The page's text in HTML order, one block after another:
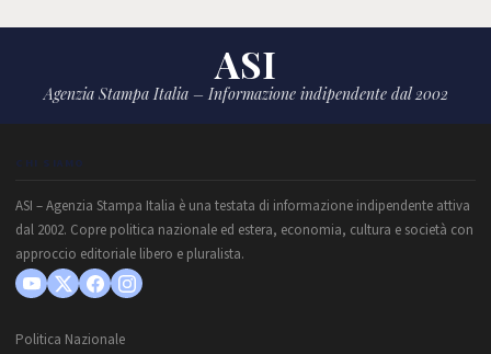
ASI
Agenzia Stampa Italia – Informazione indipendente dal 2002
CHI SIAMO
ASI – Agenzia Stampa Italia è una testata di informazione indipendente attiva
dal 2002. Copre politica nazionale ed estera, economia, cultura e società con
approccio editoriale libero e pluralista.
Politica Nazionale